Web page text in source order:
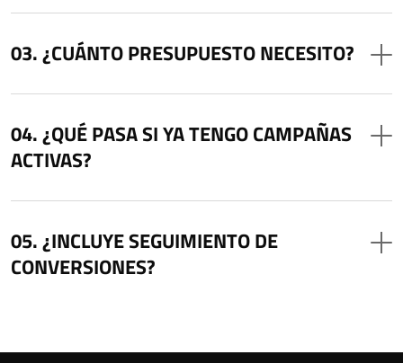
¿CUÁNTO PRESUPUESTO NECESITO?
¿QUÉ PASA SI YA TENGO CAMPAÑAS
ACTIVAS?
¿INCLUYE SEGUIMIENTO DE
CONVERSIONES?